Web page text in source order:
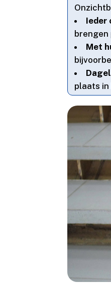
Ieder
brengen
Met
plaats